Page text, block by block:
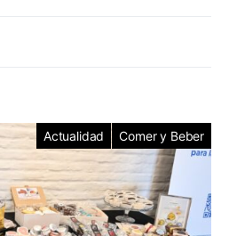
Actualidad Comer y Beber